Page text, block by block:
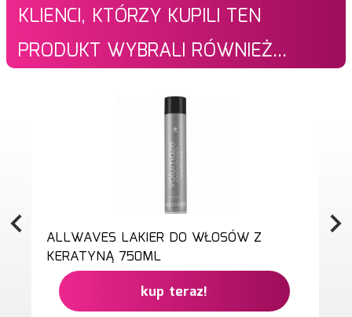
KLIENCI, KTÓRZY KUPILI TEN
PRODUKT WYBRALI RÓWNIEŻ...
ALLWAVES LAKIER DO WŁOSÓW Z
KERATYNĄ 750ML
kup teraz!